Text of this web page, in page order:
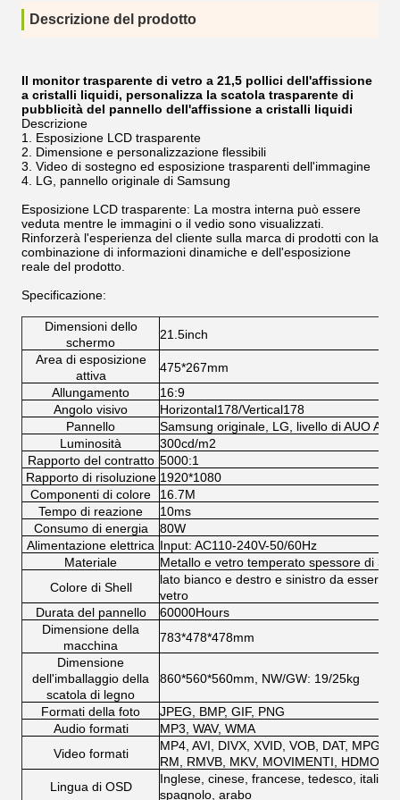
Descrizione del prodotto
Il monitor trasparente di vetro a 21,5 pollici dell'affissione
a cristalli liquidi, personalizza la scatola trasparente di
pubblicità del pannello dell'affissione a cristalli liquidi
Descrizione
1. Esposizione LCD trasparente
2. Dimensione e personalizzazione flessibili
3. Video di sostegno ed esposizione trasparenti dell'immagine
4. LG, pannello originale di Samsung
Esposizione LCD trasparente: La mostra interna può essere
veduta mentre le immagini o il vedio sono visualizzati.
Rinforzerà l'esperienza del cliente sulla marca di prodotti con la
combinazione di informazioni dinamiche e dell'esposizione
reale del prodotto.
Specificazione:
Dimensioni dello
schermo
21.5inch
Area di esposizione
attiva
475*267mm
Allungamento
16:9
Angolo visivo
Horizontal178/Vertical178
Pannello
Samsung originale, LG, livello di AUO A
Luminosità
300cd/m2
Rapporto del contratto 5000:1
Rapporto di risoluzione 1920*1080
Componenti di colore
16.7M
Tempo di reazione
10ms
Consumo di energia
80W
Alimentazione elettrica Input: AC110-240V-50/60Hz
Materiale
Metallo e vetro temperato spessore di
Colore di Shell
lato bianco e destro e sinistro da essere
vetro
Durata del pannello
60000Hours
Dimensione della
macchina
783*478*478mm
Dimensione
dell'imballaggio della
scatola di legno
860*560*560mm, NW/GW: 19/25kg
Formati della foto
JPEG, BMP, GIF, PNG
Audio formati
MP3, WAV, WMA
Video formati
MP4, AVI, DIVX, XVID, VOB, DAT, MPG,
RM, RMVB, MKV, MOVIMENTI, HDMOV,
Lingua di OSD
Inglese, cinese, francese, tedesco,
spagnolo, arabo